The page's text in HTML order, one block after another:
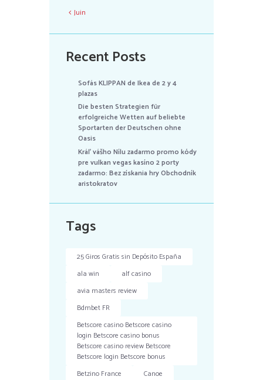
Juin
Recent Posts
Sofás KLIPPAN de Ikea de 2 y 4
plazas
Die besten Strategien für
erfolgreiche Wetten auf beliebte
Sportarten der Deutschen ohne
Oasis
Kráľ vášho Nílu zadarmo promo kódy
pre vulkan vegas kasíno 2 porty
zadarmo: Bez získania hry Obchodník
aristokratov
Tags
25 Giros Gratis sin Depósito España
ala win
alf casino
avia masters review
Bdmbet FR
Betscore casino Betscore casino
login Betscore casino bonus
Betscore casino review Betscore
Betscore login Betscore bonus
Betzino France
Canoe